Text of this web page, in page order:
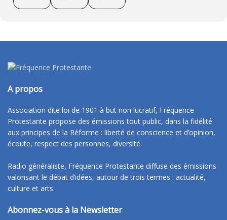
A propos
Association dite loi de 1901 à but non lucratif, Fréquence
Protestante propose des émissions tout public, dans la fidélité
aux principes de la Réforme : liberté de conscience et d’opinion,
écoute, respect des personnes, diversité.
Radio généraliste, Fréquence Protestante diffuse des émissions
valorisant le débat d’idées, autour de trois termes : actualité,
culture et arts.
Abonnez-vous à la Newsletter